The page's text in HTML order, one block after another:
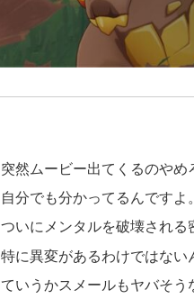
突然ムービー出てくるのやめ
自分でも分かってるんです
ついにメンタルを破壊され
特に異変があるわけではな
ていうかスメールもヤバそう